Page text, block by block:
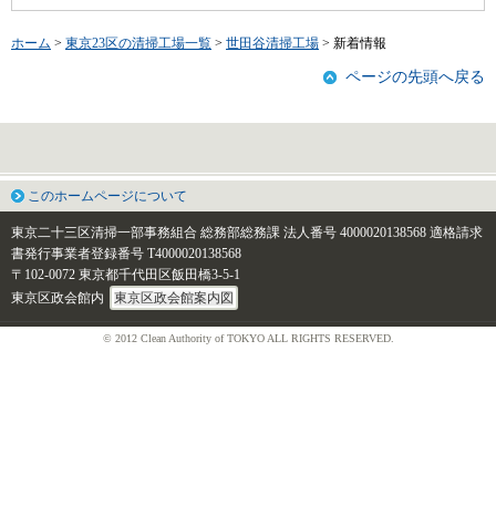
ホーム > 東京23区の清掃工場一覧 > 世田谷清掃工場 > 新着情報
ページの先頭へ戻る
このホームページについて
東京二十三区清掃一部事務組合 総務部総務課 法人番号 4000020138568 適格請求
書発行事業者登録番号 T4000020138568
〒102-0072 東京都千代田区飯田橋3-5-1
東京区政会館内
東京区政会館案内図
© 2012 Clean Authority of TOKYO ALL RIGHTS RESERVED.